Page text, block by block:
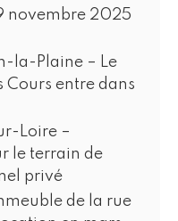
novembre 2025
la-Plaine – Le
Cours entre dans
Loire –
le terrain de
privé
de la rue